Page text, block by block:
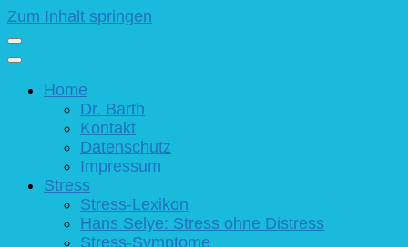
Zum Inhalt springen
Home
Dr. Barth
Kontakt
Datenschutz
Impressum
Stress
Stress-Lexikon
Hans Selye: Stress ohne Distress
Stress-Symptome